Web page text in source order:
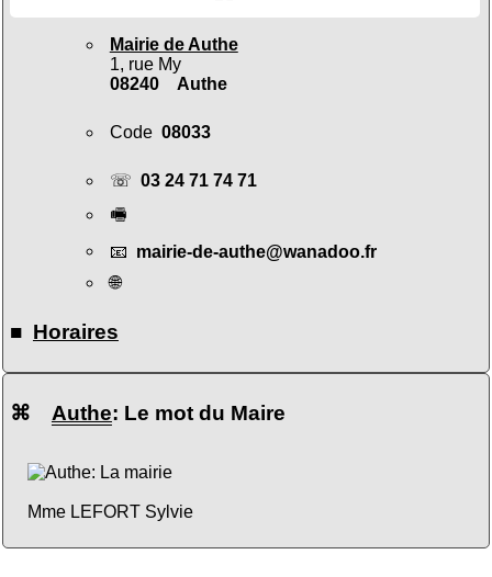
Mairie de Authe
1, rue My
08240 Authe
Code 08033
☏ 03 24 71 74 71
🖷
📧 mairie-de-authe@wanadoo.fr
🌐
■ Horaires
⌘ Authe: Le mot du Maire
Mme LEFORT Sylvie